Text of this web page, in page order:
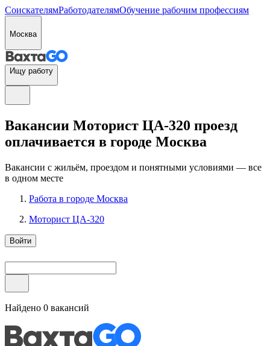
СоискателямРаботодателямОбучение рабочим профессиям
Москва
Ищу работу
Вакансии Моторист ЦА-320 проезд
оплачивается в городе Москва
Вакансии с жильём, проездом и понятными условиями — все
в одном месте
Работа в городе Москва
Моторист ЦА-320
Войти
Найдено 0 вакансий